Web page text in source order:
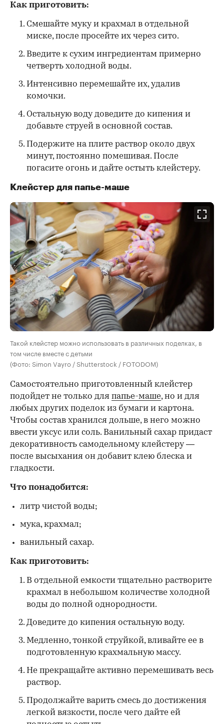
Как приготовить:
Смешайте муку и крахмал в отдельной
миске, после просейте их через сито.
Введите к сухим ингредиентам примерно
четверть холодной воды.
Интенсивно перемешайте их, удалив
комочки.
Остальную воду доведите до кипения и
добавьте струей в основной состав.
Подержите на плите раствор около двух
минут, постоянно помешивая. После
погасите огонь и дайте остыть клейстеру.
Клейстер для папье-маше
Такой клейстер можно использовать в различных поделках, в
том числе вместе с детьми
(Фото: Simon Vayro / Shutterstock / FOTODOM)
Самостоятельно приготовленный клейстер
подойдет не только для папье-маше, но и для
любых других поделок из бумаги и картона.
Чтобы состав хранился дольше, в него можно
ввести уксус или соль. Ванильный сахар придаст
декоративность самодельному клейстеру —
после высыхания он добавит клею блеска и
гладкости.
Что понадобится:
литр чистой воды;
мука, крахмал;
ванильный сахар.
Как приготовить:
В отдельной емкости тщательно растворите
крахмал в небольшом количестве холодной
воды до полной однородности.
Доведите до кипения остальную воду.
Медленно, тонкой струйкой, вливайте ее в
подготовленную крахмальную массу.
Не прекращайте активно перемешивать весь
раствор.
Продолжайте варить смесь до достижения
легкой вязкости, после чего дайте ей